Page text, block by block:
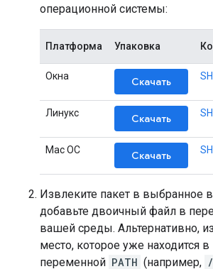
операционной системы:
Платформа Упаковка
Окна Скачать
Линукс Скачать
Mac ОС Скачать
Извлеките пакет в выбранное
добавьте двоичный файл в
вашей среды. Альтернативно,
место, которое уже находится
переменной PATH (например,